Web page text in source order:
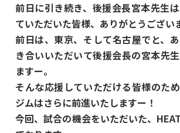
前日に引き続き、後援会長宮本先生
ていただいた皆様、ありがとうござい
前日は、東京、そして名古屋でと、
き合いいただいて後援会長の宮本先
ますー。
そんな応援していただける皆様のた
ジムはさらに前進いたしますー！
今回、試合の機会をいただいた、